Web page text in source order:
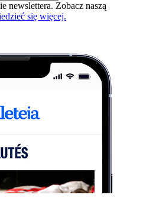
newslettera. Zobacz naszą
się więcej.